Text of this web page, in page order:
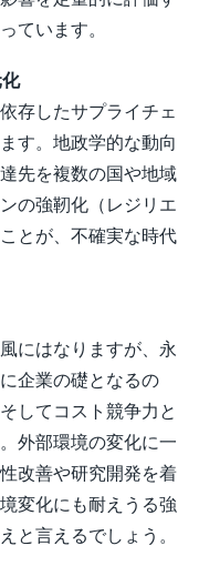
ています。
存したサプライチェ
す。地政学的な動向
先を複数の国や地域
の強靭化（レジリエ
とが、不確実な時代
にはなりますが、永
企業の礎となるの
してコスト競争力と
外部環境の変化に一
改善や研究開発を着
変化にも耐えうる強
と言えるでしょう。